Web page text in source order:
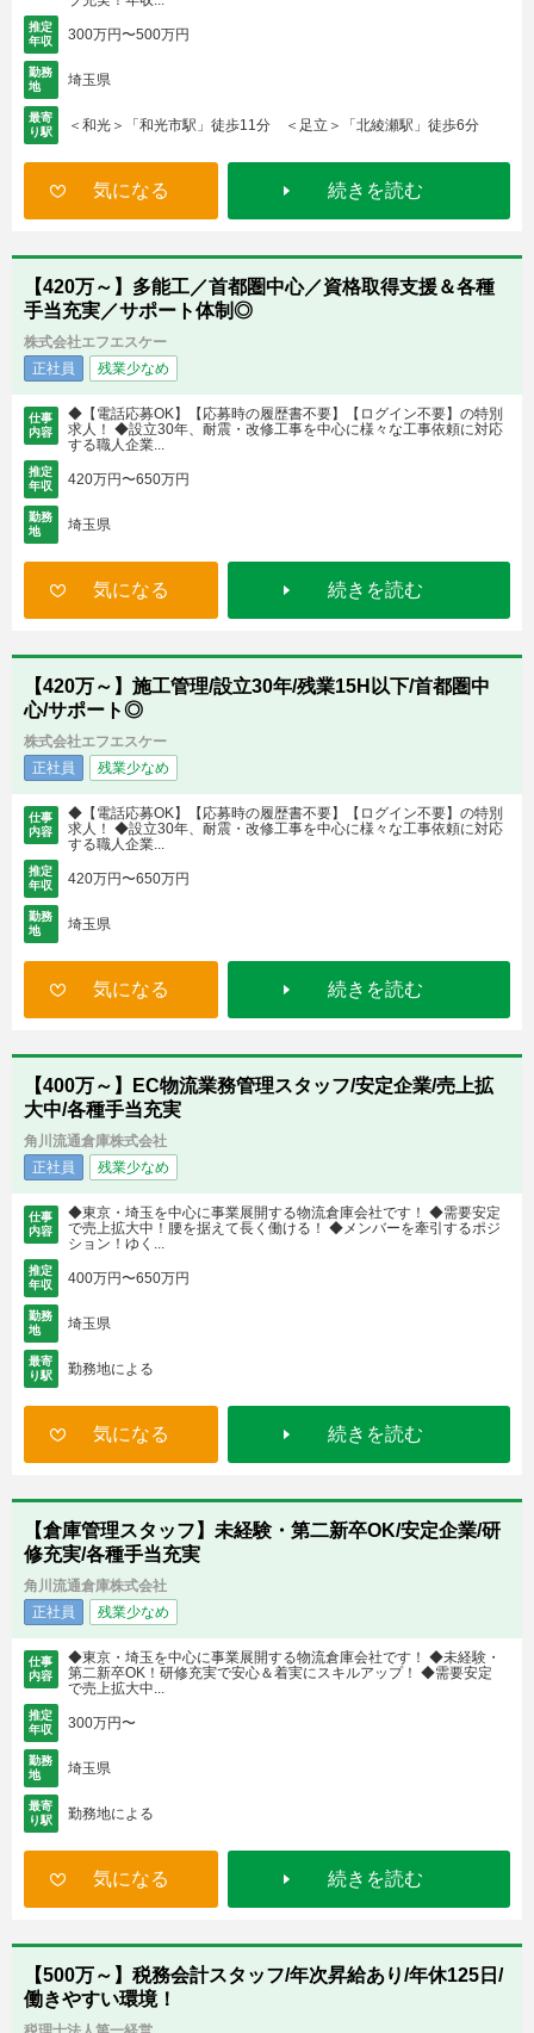
推定
年収
300万円〜500万円
勤務
地
埼玉県
最寄
り駅
＜和光＞「和光市駅」徒歩11分 ＜足立＞「北綾瀬駅」徒歩6分
気になる 続きを読む
【420万～】多能工／首都圏中心／資格取得支援＆各種
手当充実／サポート体制◎
株式会社エフエスケー
正社員
残業少なめ
仕事
内容
◆【電話応募OK】【応募時の履歴書不要】【ログイン不要】の特別
求人！ ◆設立30年、耐震・改修工事を中心に様々な工事依頼に対応
する職人企業...
推定
年収
420万円〜650万円
勤務
地
埼玉県
気になる 続きを読む
【420万～】施工管理/設立30年/残業15H以下/首都圏中
心/サポート◎
株式会社エフエスケー
正社員
残業少なめ
仕事
内容
◆【電話応募OK】【応募時の履歴書不要】【ログイン不要】の特別
求人！ ◆設立30年、耐震・改修工事を中心に様々な工事依頼に対応
する職人企業...
推定
年収
420万円〜650万円
勤務
地
埼玉県
気になる 続きを読む
【400万～】EC物流業務管理スタッフ/安定企業/売上拡
大中/各種手当充実
角川流通倉庫株式会社
正社員
残業少なめ
仕事
内容
◆東京・埼玉を中心に事業展開する物流倉庫会社です！ ◆需要安定
で売上拡大中！腰を据えて長く働ける！ ◆メンバーを牽引するポジ
ション！ゆく...
推定
年収
400万円〜650万円
勤務
地
埼玉県
最寄
り駅
勤務地による
気になる 続きを読む
【倉庫管理スタッフ】未経験・第二新卒OK/安定企業/研
修充実/各種手当充実
角川流通倉庫株式会社
正社員
残業少なめ
仕事
内容
◆東京・埼玉を中心に事業展開する物流倉庫会社です！ ◆未経験・
第二新卒OK！研修充実で安心＆着実にスキルアップ！ ◆需要安定
で売上拡大中...
推定
年収
300万円〜
勤務
地
埼玉県
最寄
り駅
勤務地による
気になる 続きを読む
【500万～】税務会計スタッフ/年次昇給あり/年休125日/
働きやすい環境！